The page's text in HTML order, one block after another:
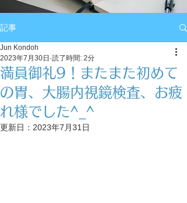
記事
満員御礼9！またまた初めて
の胃、大腸内視鏡検査、お疲
れ様でした^_^
Jun Kondoh
2023年7月30日 読了時間: 2分
更新日： 2023年7月31日